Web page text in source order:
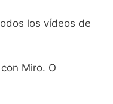
los vídeos de
Miro. O